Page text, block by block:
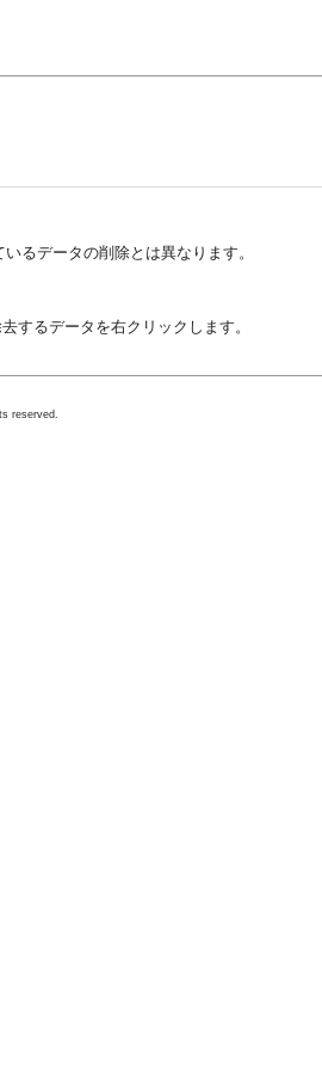
るデータの削除とは異なります。
するデータを右クリックします。
reserved.